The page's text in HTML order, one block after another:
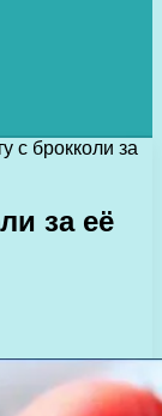
с брокколи за
за её